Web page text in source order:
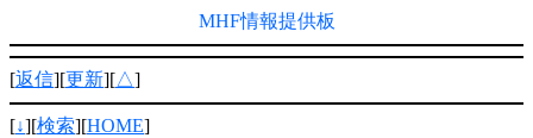
MHF情報提供板
[返信][更新][△]
[↓][検索][HOME]